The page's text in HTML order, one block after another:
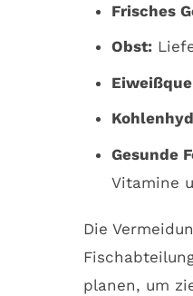
Frisches
Obst:
Gesunde
Vitamine
Die
planen, um